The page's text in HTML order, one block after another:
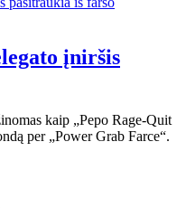
įniršis
kaip „Pepo Rage-Quit
per „Power Grab Farce“.